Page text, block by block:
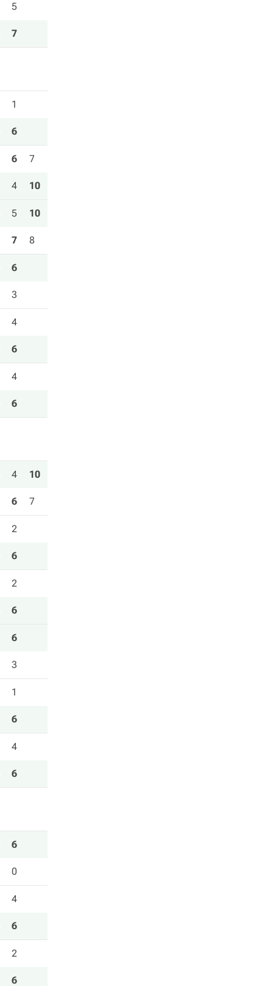
5
7
1
6
6 7
4 10
5 10
7 8
6
3
4
6
4
6
4 10
6 7
2
6
2
6
6
3
1
6
4
6
6
0
4
6
2
6